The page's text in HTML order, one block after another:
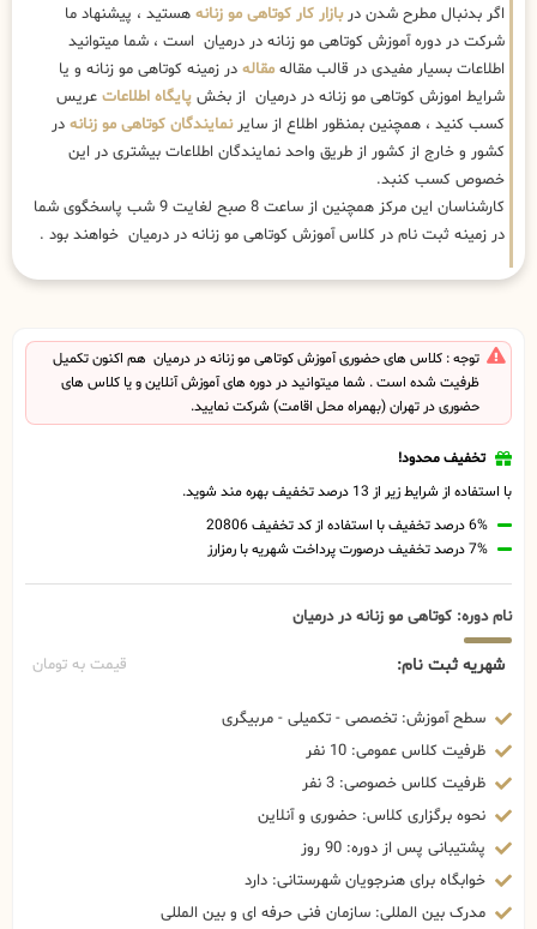
اگر بدنبال مطرح شدن دربازار کار کوتاهی مو زنانه هستید ، پیشنهاد ما
شرکت در دوره آموزش کوتاهی مو زنانه در درمیان است ، شما میتوانید
اطلاعات بسیار مفیدی در قالب مقاله مقاله در زمینه کوتاهی مو زنانه و یا
شرایط اموزش کوتاهی مو زنانه در درمیان از بخش پایگاه اطلاعات عریس
کسب کنید ، همچنین بمنظور اطلاع از سایرنمایندگان کوتاهی مو زنانه در
کشور و خارج از کشور از طریق واحد نمایندگان اطلاعات بیشتری در این
خصوص کسب کنبد.
کارشناسان این مرکز همچنین از ساعت 8 صبح لغایت 9 شب پاسخگوی شما
در زمینه ثبت نام در کلاس آموزش کوتاهی مو زنانه در درمیان خواهند بود .
توجه : کلاس های حضوری آموزش کوتاهی مو زنانه در درمیان هم اکنون تکمیل
ظرفیت شده است . شما میتوانید در دوره های آموزش آنلاین و یا کلاس های
حضوری در تهران (بهمراه محل اقامت) شرکت نمایید.
تخفیف محدود!
با استفاده از شرایط زیر از 13 درصد تخفیف بهره مند شوید.
6% درصد تخفیف با استفاده از کد تخفیف 20806
7% درصد تخفیف درصورت پرداخت شهریه با رمزارز
نام دوره: کوتاهی مو زنانه در درمیان
شهریه ثبت نام: قیمت به تومان
سطح آموزش: تخصصی - تکمیلی - مربیگری
ظرفیت کلاس عمومی: 10 نفر
ظرفیت کلاس خصوصی: 3 نفر
نحوه برگزاری کلاس: حضوری و آنلاین
پشتیبانی پس از دوره: 90 روز
خوابگاه برای هنرجویان شهرستانی: دارد
مدرک بین المللی: سازمان فنی حرفه ای و بین المللی